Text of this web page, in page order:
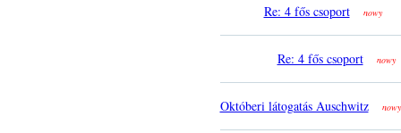
Re: 4 fős csoport nowy
Re: 4 fős csoport nowy
Októberi látogatás Auschwitz nowy